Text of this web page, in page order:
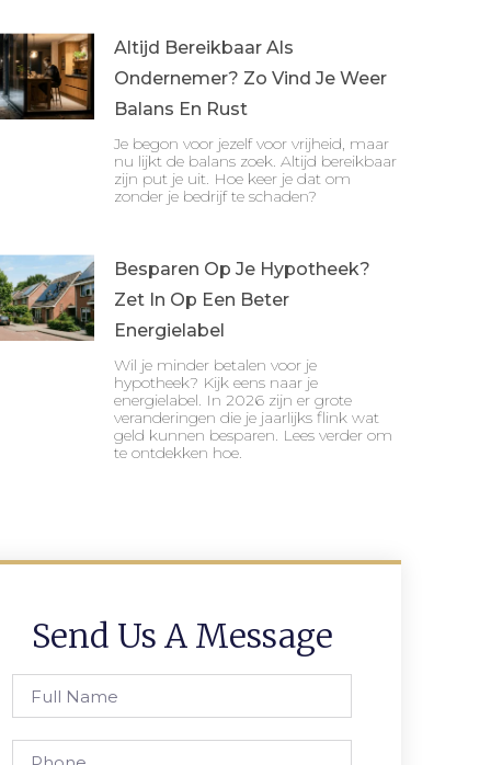
Altijd Bereikbaar Als
Ondernemer? Zo Vind Je Weer
Balans En Rust
Je begon voor jezelf voor vrijheid, maar
nu lijkt de balans zoek. Altijd bereikbaar
zijn put je uit. Hoe keer je dat om
zonder je bedrijf te schaden?
Besparen Op Je Hypotheek?
Zet In Op Een Beter
Energielabel
Wil je minder betalen voor je
hypotheek? Kijk eens naar je
energielabel. In 2026 zijn er grote
veranderingen die je jaarlijks flink wat
geld kunnen besparen. Lees verder om
te ontdekken hoe.
Send Us A Message